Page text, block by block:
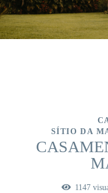
SÍTIO DA
1147